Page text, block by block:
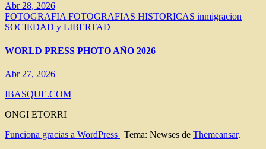
Abr 28, 2026
FOTOGRAFIAFOTOGRAFIAS HISTORICAS inmigracion
SOCIEDAD y LIBERTAD
WORLD PRESS PHOTO AÑO 2026
Abr 27, 2026
IBASQUE.COM
ONGI ETORRI
Funciona gracias a WordPress | Tema: Newses de Themeansar.